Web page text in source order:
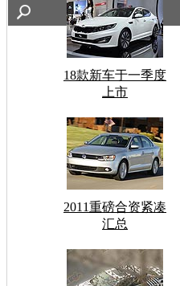
18款新车于一季度
上市
2011重磅合资紧凑
汇总